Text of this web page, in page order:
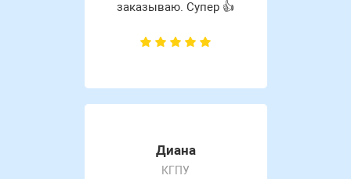
заказываю. Супер 👍
Диана
КГПУ